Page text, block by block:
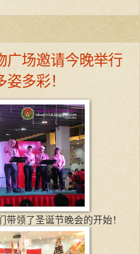
广场邀请今晚举行
多彩！
领了圣诞节晚会的开始！